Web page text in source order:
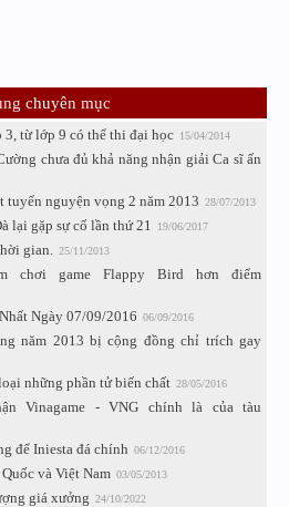
chuyên mục
3, từ lớp 9 có thể thi đại học 15/04/2014
chưa đủ khả năng nhận giải Ca sĩ ấn
tuyển nguyện vọng 2 năm 2013 28/07/2013
lại gặp sự cố lần thứ 21 19/06/2017
gian. 25/11/2013
chơi game Flappy Bird hơn điểm
Ngày 07/09/2016 06/09/2016
năm 2013 bị cộng đồng chỉ trích gay
những phần tử biến chất 28/05/2016
Vinagame - VNG chính là của tàu
để Iniesta đá chính 06/12/2016
và Việt Nam 03/05/2013
giá xưởng 24/10/2022